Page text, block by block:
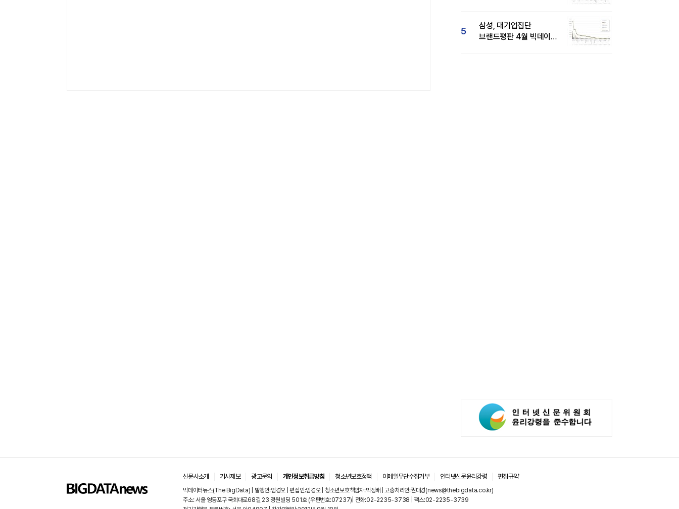
5
삼성, 대기업집단
브랜드평판 4월 빅데이터
신문사소개 기사제보 광고문의 개인정보취급방침 청소년보호정책 이메일무단수집거부 인터넷신문윤리강령 편집규약
빅데이터뉴스(The BigData) | 발행인:임경오 | 편집인:임경오 | 청소년보호책임자:박정배 | 고충처리인:권대경(news@thebigdata.co.kr)
주소: 서울 영등포구 국회대로68길 23 정원빌딩 501호 (우편번호:07237)| 전화:02-2235-3738 | 팩스:02-2235-3739